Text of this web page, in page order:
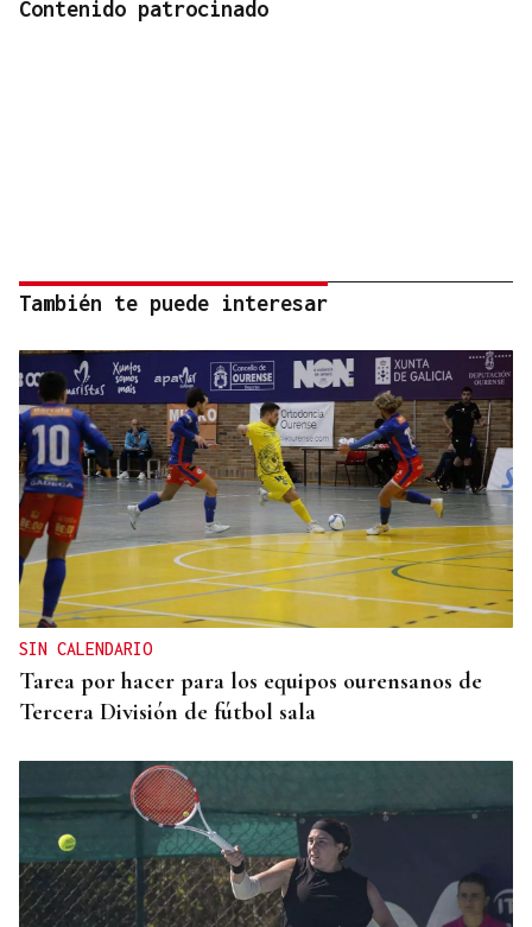
Contenido patrocinado
También te puede interesar
SIN CALENDARIO
Tarea por hacer para los equipos ourensanos de
Tercera División de fútbol sala